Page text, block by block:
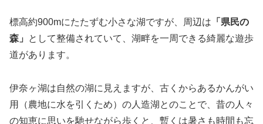
標高約900mにたたずむ小さな湖ですが、周辺は 「県民の
森」
として整備されていて、湖畔を一周できる綺麗な遊歩
道があります。
伊奈ヶ湖は自然の湖に見えますが、古くからあるかんがい
用（農地に水を引くため）の人造湖とのことで、昔の人々
の知恵に思いを馳せながら歩くと、暫くは暑さも時間も忘